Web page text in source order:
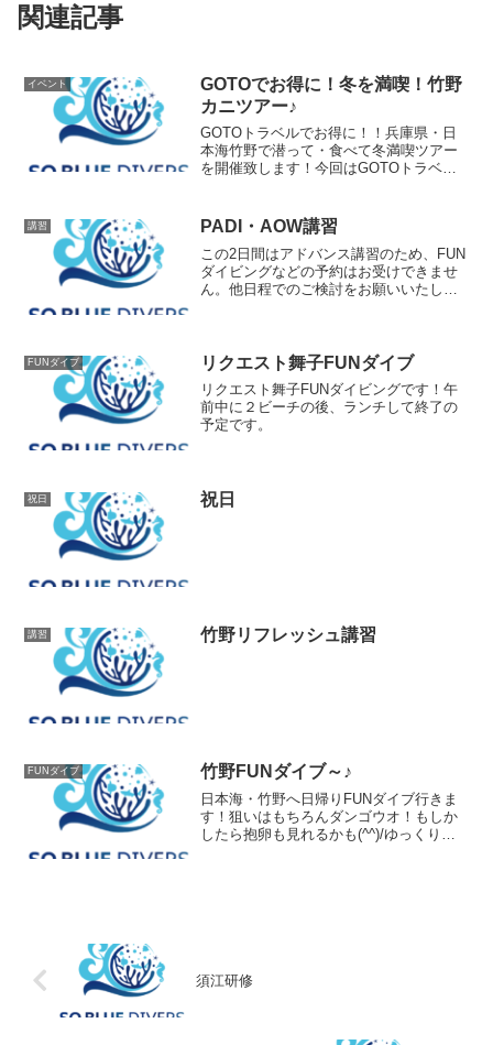
関連記事
イベント
GOTOでお得に！冬を満喫！竹野
カニツアー♪
GOTOトラベルでお得に！！兵庫県・日
本海竹野で潜って・食べて冬満喫ツアー
を開催致します！今回はGOTOトラベル
計４ボート♪夜は日本海のズワイガニをた
らふく食べましょう...
講習 PADI・AOW講習
この2日間はアドバンス講習のため、FUN
ダイビングなどの予約はお受けできませ
ん。他日程でのご検討をお願いいたしま
FUNダイブ リクエスト舞子FUNダイブ
リクエスト舞子FUNダイビングです！午
前中に２ビーチの後、ランチして終了の
予定です。
祝日 祝日
講習 竹野リフレッシュ講習
FUNダイブ 竹野FUNダイブ～♪
日本海・竹野へ日帰りFUNダイブ行きま
す！狙いはもちろんダンゴウオ！もしか
したら抱卵も見れるかも(^^)/ゆっくり２
須江研修